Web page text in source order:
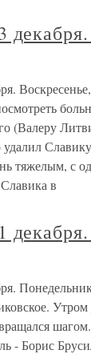
(Валеру
тяжелым, с
в
- Борис